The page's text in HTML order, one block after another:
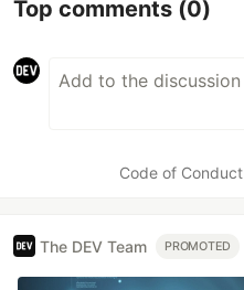
Top comments (0)
Code of Conduct
The DEV Team PROMOTED